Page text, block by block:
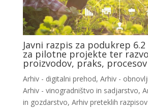
Javni razpis za podukrep
za pilotne projekte ter
proizvodov, praks,
Arhiv - digitalni prehod, Arhiv -
Arhiv - vinogradništvo in sadjarstvo,
in gozdarstvo, Arhiv preteklih razpisov